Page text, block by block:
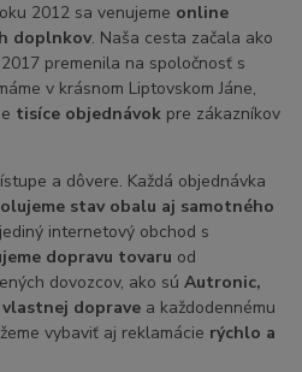
2012 sa venujeme online
doplnkov. Naša cesta začala ako
premenila na spoločnosť s
v krásnom Liptovskom Jáne,
tisíce objednávok pre zákazníkov
a dôvere. Každá objednávka
stav obalu aj samotného
internetový obchod s
dopravu tovaru od
dovozcov, ako súAutronic,
vlastnej doprave a každodennému
vybaviť aj reklamácie rýchlo a